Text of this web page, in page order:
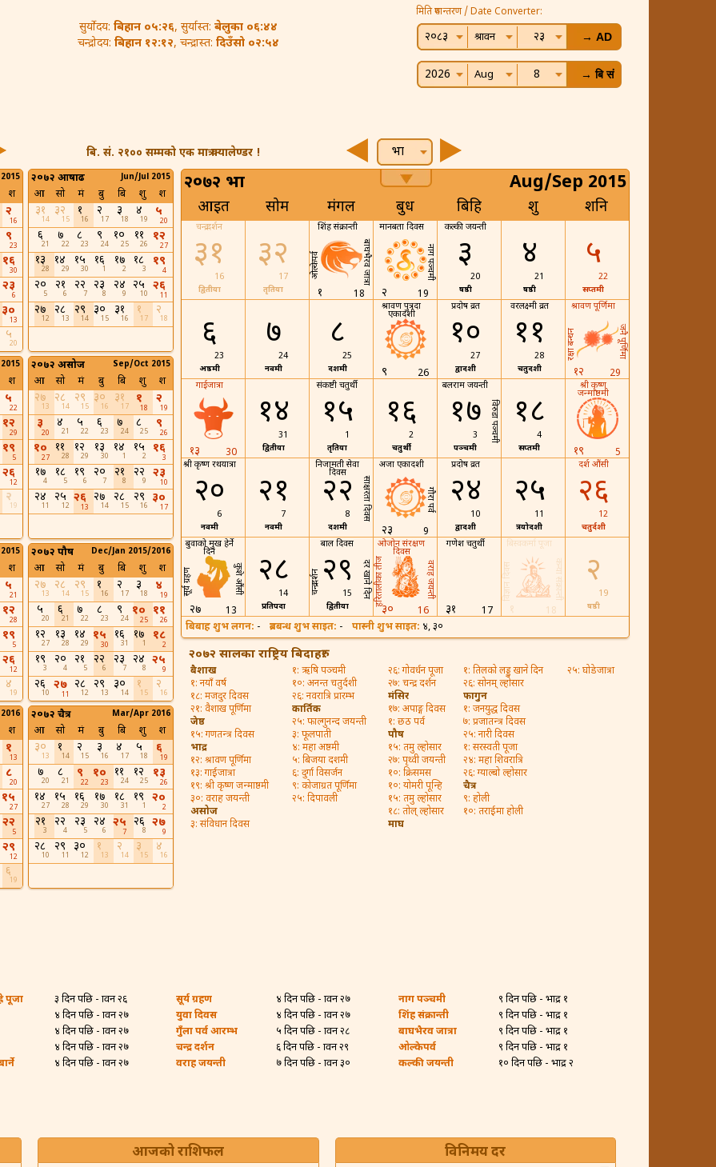
सुर्योदय: बिहान ०५:२६, सुर्यास्त: बेलुका ०६:४४
चन्द्रोदय: बिहान १२:१२, चन्द्रास्त: दिउँसो ०२:५४
बि. सं. २१०० सम्मको एक मात्र क्यालेण्डर !
मिति रुपान्तरण / Date Converter:
२०८३ श्रावन २३
2026 Aug 8
श
२
16
९
23
१६
30
२३
6
३०
13
५
20
२०७२ आषाढ Jun/Jul 2015
आ सो मं बु बि शु श
३१
14
३२
15
१
16
२
17
३
18
४
19
५
20
६
21
७
22
८
23
९
24
१०
25
११
26
१२
27
१३
28
१४
29
१५
30
१६
1
१७
2
१८
3
१९
4
२०
5
२१
6
२२
7
२३
8
२४
9
२५
10
२६
11
२७
12
२८
13
२९
14
३०
15
३१
16
१
17
२
18
श
५
22
१२
29
१९
5
२६
12
२
19
२०७२ असोज Sep/Oct 2015
आ सो मं बु बि शु श
२७
13
२८
14
२९
15
३०
16
३१
17
१
18
२
19
३
20
४
21
५
22
६
23
७
24
८
25
९
26
१०
27
११
28
१२
29
१३
30
१४
1
१५
2
१६
3
१७
4
१८
5
१९
6
२०
7
२१
8
२२
9
२३
10
२४
11
२५
12
२६
13
२७
14
२८
15
२९
16
३०
17
श
५
21
१२
28
१९
5
२६
12
४
19
२०७२ पौष Dec/Jan 2015/2016
आ सो मं बु बि शु श
२७
13
२८
14
२९
15
१
16
२
17
३
18
४
19
५
20
६
21
७
22
८
23
९
24
१०
25
११
26
१२
27
१३
28
१४
29
१५
30
१६
31
१७
1
१८
2
१९
3
२०
4
२१
5
२२
6
२३
7
२४
8
२५
9
२६
10
२७
11
२८
12
२९
13
३०
14
१
15
२
16
श
१
13
८
20
१५
27
२२
5
२९
12
६
19
२०७२ चैत्र Mar/Apr 2016
आ सो मं बु बि शु श
३०
13
१
14
२
15
३
16
४
17
५
18
६
19
७
20
८
21
९
22
१०
23
११
24
१२
25
१३
26
१४
27
१५
28
१६
29
१७
30
१८
31
१९
1
२०
2
२१
3
२२
4
२३
5
२४
6
२५
7
२६
8
२७
9
२८
10
२९
11
३०
12
१
13
२
14
३
15
४
16
भाद्र
२०७२ भाद्र Aug/Sep 2015
आइत सोम मंगल बुध बिहि शुक्र शनि
चन्द्र दर्शन
३१
16
द्वितीया
३२
17
तृतिया
शिंह संक्रान्ती
बाघभैरव जात्रा
ओल्केपर्व
१ 18
मानबता दिवस
नाग पञ्चमी
२ 19
कल्की जयन्ती
३
20
षष्ठी
४
21
षष्ठी
५
22
सप्तमी
६
23
अष्ठमी
७
24
नवमी
८
25
दशमी
श्रावण पुत्रदा
एकादशी
९ 26
प्रदोष व्रत
१०
27
द्वादशी
वरलक्ष्मी व्रत
११
28
चतुर्दशी
श्रावण पूर्णिमा
जनै पूर्णिमा
रक्षा बन्धन
१२ 29
गाईजात्रा
१३ 30
१४
31
द्वितीया
संकष्टी चतुर्थी
१५
1
तृतिया
१६
2
चतुर्थी
बलराम जयन्ती
विरुडा पञ्चमी
१७
3
पञ्चमी
१८
4
सप्तमी
श्री कृष्ण
जन्माष्ठमी
१९ 5
श्री कृष्ण रथयात्रा
२०
6
नवमी
२१
7
नवमी
निजामती सेवा
दिवस
साक्षरता दिवस
२२
8
दशमी
अजा एकादशी
गौरा पर्व
२३ 9
प्रदोष व्रत
२४
10
द्वादशी
२५
11
त्रयोदशी
दर्श औंसी
२६
12
चतुर्दशी
बुवाको मुख हेर्ने
दिन
कुशे औंसी
सूर्य ग्रहण
२७ 13
२८
14
प्रतिपदा
बाल दिवस
दर खाने दिन
चन्द्र दर्शन २९
15
द्वितीया
ओजोन संरक्षण
दिवस
वराह जयन्ती
हरितालीका तीज
३० 16
गणेश चतुर्थी
३१ 17
बिस्वकर्मा पूजा
कन्या संक्रान्ती
विज्ञान दिवस
१ 18
२
19
षष्ठी
बिबाह शुभ लगन: - ब्रतबन्ध शुभ साइत: - पास्नी शुभ साइत: ४, ३०
२०७२ सालका राष्ट्रिय बिदाहरु:
बैशाख
१: नयाँ वर्ष
१८: मजदुर दिवस
२१: वैशाख पूर्णिमा
जेष्ठ
१५: गणतन्त्र दिवस
भाद्र
१२: श्रावण पूर्णिमा
१३: गाईजात्रा
१९: श्री कृष्ण जन्माष्ठमी
३०: वराह जयन्ती
असोज
३: संविधान दिवस
१: ऋषि पञ्चमी
१०: अनन्त चतुर्दशी
२६: नवरात्रि प्रारम्भ
कार्तिक
२५: फाल्गुनन्द जयन्ती
३: फूलपाती
४: महा अष्ठमी
५: बिजया दशमी
६: दुर्गा विसर्जन
९: कोजाग्रत पूर्णिमा
२५: दिपावली
२६: गोवर्धन पूजा
२७: चन्द्र दर्शन
मंसिर
१७: अपाङ्ग दिवस
१: छठ पर्व
पौष
१५: तमु ल्होसार
२७: पृथ्वी जयन्ती
१०: क्रिसमस
१०: योमरी पून्हि
१५: तमु ल्होसार
१८: तोल् ल्होसार
माघ
१: तिलको लड्डु खाने दिन
२६: सोनम् ल्होसार
फागुन
१: जनयुद्ध दिवस
७: प्रजातन्त्र दिवस
२५: नारी दिवस
१: सरस्वती पूजा
२४: महा शिवरात्रि
२६: ग्याल्बो ल्होसार
चैत्र
९: होली
१०: तराईमा होली
२५: घोडेजात्रा
पूजा
३ दिन पछि - श्रावन २६
४ दिन पछि - श्रावन २७
४ दिन पछि - श्रावन २७
४ दिन पछि - श्रावन २७
४ दिन पछि - श्रावन २७
सूर्य ग्रहण
४ दिन पछि - श्रावन २७
युवा दिवस
४ दिन पछि - श्रावन २७
गुँला पर्व आरम्भ
५ दिन पछि - श्रावन २८
चन्द्र दर्शन
६ दिन पछि - श्रावन २९
वराह जयन्ती
७ दिन पछि - श्रावन ३०
नाग पञ्चमी
९ दिन पछि - भाद्र १
शिंह संक्रान्ती
९ दिन पछि - भाद्र १
बाघभैरव जात्रा
९ दिन पछि - भाद्र १
ओल्केपर्व
९ दिन पछि - भाद्र १
कल्की जयन्ती
१० दिन पछि - भाद्र २
आजको राशिफल विनिमय दर